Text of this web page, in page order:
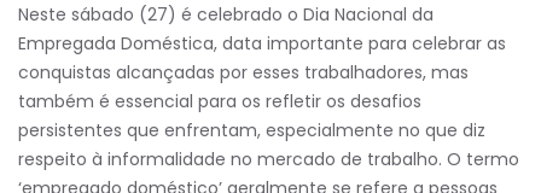
Neste sábado (27) é celebrado o Dia Nacional da
Empregada Doméstica, data importante para celebrar as
conquistas alcançadas por esses trabalhadores, mas
também é essencial para os refletir os desafios
persistentes que enfrentam, especialmente no que diz
respeito à informalidade no mercado de trabalho. O termo
‘empregado doméstico’ geralmente se refere a pessoas